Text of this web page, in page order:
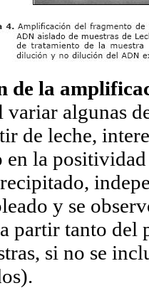
de la
variar algunas
de leche,
en la
y se
partir tanto del
si no se